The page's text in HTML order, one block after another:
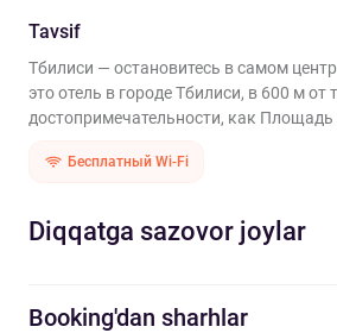
Tavsif
Тбилиси — остановитесь в самом
это отель в городе Тбилиси, в 600 м от
достопримечательности, как Площадь
Бесплатный Wi-Fi
Diqqatga sazovor joylar
Booking'dan sharhlar